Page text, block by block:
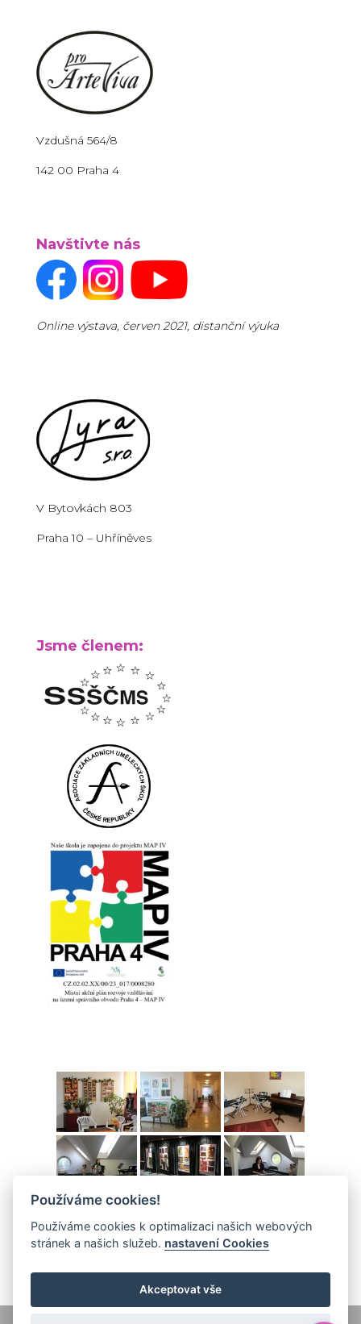
Vzdušná 564/8
142 00 Praha 4
Navštivte nás
Online výstava, červen 2021, distanční výuka
V Bytovkách 803
Praha 10 – Uhříněves
Jsme členem:
Používáme cookies!
Používáme cookies k optimalizaci našich webových
stránek a našich služeb. nastavení Cookies
Akceptovat vše